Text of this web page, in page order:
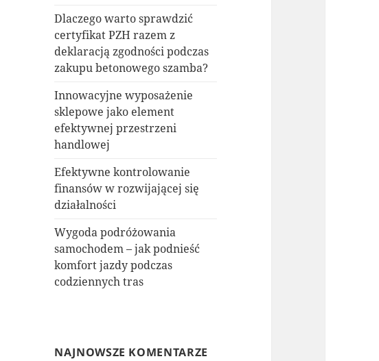
Dlaczego warto sprawdzić
certyfikat PZH razem z
deklaracją zgodności podczas
zakupu betonowego szamba?
Innowacyjne wyposażenie
sklepowe jako element
efektywnej przestrzeni
handlowej
Efektywne kontrolowanie
finansów w rozwijającej się
działalności
Wygoda podróżowania
samochodem – jak podnieść
komfort jazdy podczas
codziennych tras
NAJNOWSZE KOMENTARZE